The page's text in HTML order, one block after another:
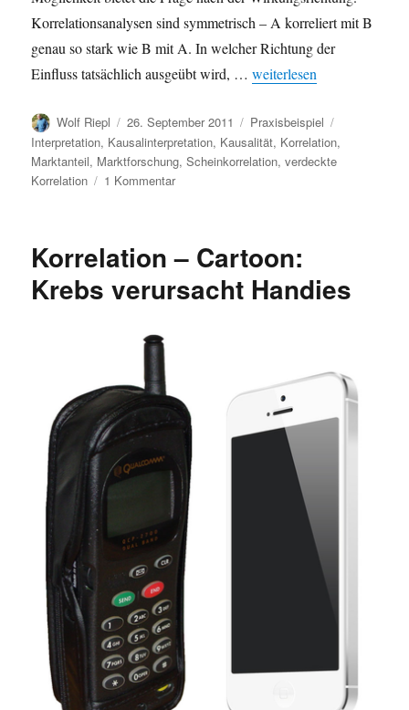
Korrelationsanalysen sind symmetrisch – A korreliert mit B
genau so stark wie B mit A. In welcher Richtung der
Einfluss tatsächlich ausgeübt wird, …„Korrelation und
weiterlesen
Autor
Wolf Riepl
Veröffentlicht
am
26. September 2011 Kategorien
Praxisbeispiel
Interpretation, Kausalinterpretation, Kausalität, Korrelation,
Marktanteil, Marktforschung,Scheinkorrelation,verdeckte
Korrelation
1 Kommentarzu
Markenimage
Marktanteil
Korrelation – Cartoon:
Krebs verursacht Handies